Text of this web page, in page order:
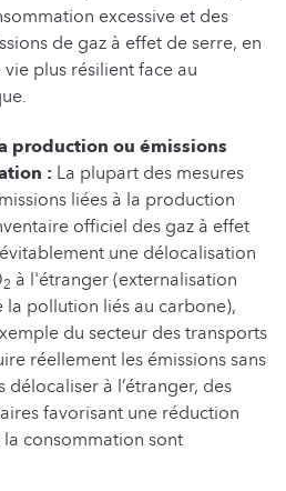
excessive et des
de gaz à effet de serre, en
plus résilient face au
production ou émissions
: La plupart des mesures
liées à la production
officiel des gaz à effet
une délocalisation
2 à l'étranger (externalisation
la pollution liés au carbone),
du secteur des transports
réellement les émissions sans
délocaliser à l’étranger, des
favorisant une réduction
la consommation sont